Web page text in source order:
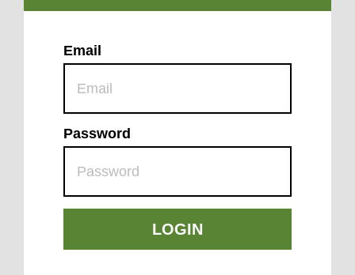
Email
Password
LOGIN